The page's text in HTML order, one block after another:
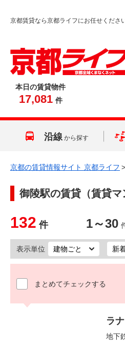
京都賃貸なら京都ライフにお任せくださ
本日の賃貸物件
17,081 件
沿線 から探す
京都の賃貸情報サイト 京都ライフ >
御陵駅の賃貸（賃貸
132 件 1～30
表示単位
まとめてチェックする
ラ
地下